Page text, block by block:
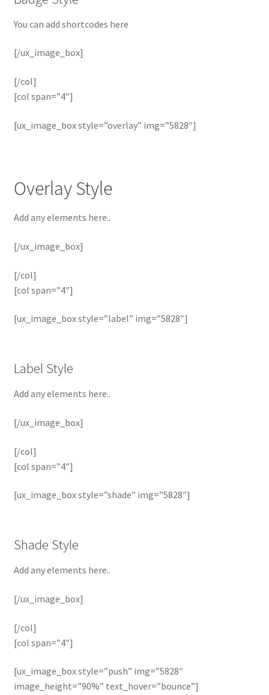
You can add shortcodes here
[/ux_image_box]
[/col]
[col span=”4″]
[ux_image_box style=”overlay” img=”5828″]
Overlay Style
Add any elements here..
[/ux_image_box]
[/col]
[col span=”4″]
[ux_image_box style=”label” img=”5828″]
Label Style
Add any elements here..
[/ux_image_box]
[/col]
[col span=”4″]
[ux_image_box style=”shade” img=”5828″]
Shade Style
Add any elements here..
[/ux_image_box]
[/col]
[col span=”4″]
[ux_image_box style=”push” img=”5828″
image_height=”90%” text_hover=”bounce”]